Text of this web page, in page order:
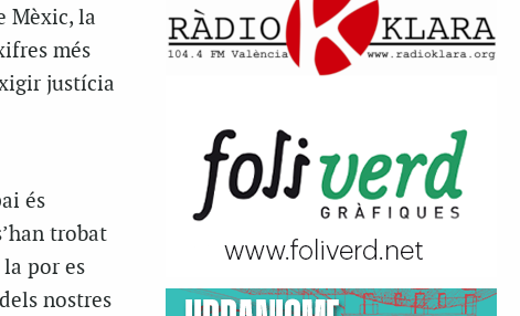
Mèxic, la
més
justícia
és
trobat
la por es
nostres